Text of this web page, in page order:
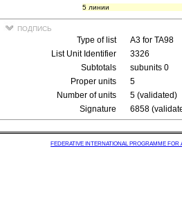
5 линии
подпись
Type of list
A3 for TA98
List Unit Identifier
3326
Subtotals
subunits 0
Proper units
5
Number of units
5 (validated)
Signature
6858
FEDERATIVE INTERNATIONAL PROGRAMME FOR